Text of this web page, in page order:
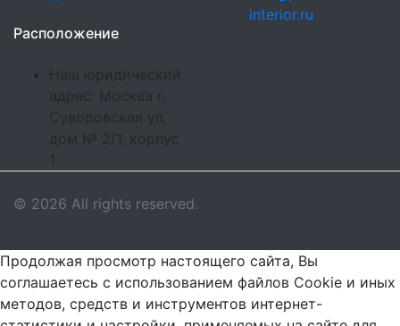
interior.ru
Расположение
Наш юридический
адрес: Москва г,
Суворовская ул,
дом № 2/1, корпус
© 2026 All rights reserved.
Продолжая просмотр настоящего сайта, Вы
соглашаетесь с использованием файлов Cookie и иных
методов, средств и инструментов интернет-